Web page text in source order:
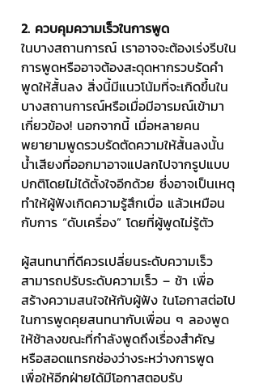
2. ควบคุมความเร็วในการพูด
ในบางสถานการณ์ เราอาจจะต้องเร่งรีบใน
การพูดหรืออาจต้องสะดุดหากรวบรัดคำ
พูดให้สั้นลง สิ่งนี้มีแนวโน้มที่จะเกิดขึ้นใน
บางสถานการณ์หรือเมื่อมีอารมณ์เข้ามา
เกี่ยวข้อง! นอกจากนี้ เมื่อหลายคน
พยายามพูดรวบรัดตัดความให้สั้นลงนั้น
น้ำเสียงที่ออกมาอาจแปลกไปจากรูปแบบ
ปกติโดยไม่ได้ตั้งใจอีกด้วย ซึ่งอาจเป็นเหตุ
ทำให้ผู้ฟังเกิดความรู้สึกเบื่อ แล้วเหมือน
กับการ “ดับเครื่อง” โดยที่ผู้พูดไม่รู้ตัว
ผู้สนทนาที่ดีควรเปลี่ยนระดับความเร็ว
สามารถปรับระดับความเร็ว – ช้า เพื่อ
สร้างความสนใจให้กับผู้ฟัง ในโอกาสต่อไป
ในการพูดคุยสนทนากับเพื่อน ๆ ลองพูด
ให้ช้าลงขณะที่กำลังพูดถึงเรื่องสำคัญ
หรือสอดแทรกช่องว่างระหว่างการพูด
เพื่อให้อีกฝ่ายได้มีโอกาสตอบรับ